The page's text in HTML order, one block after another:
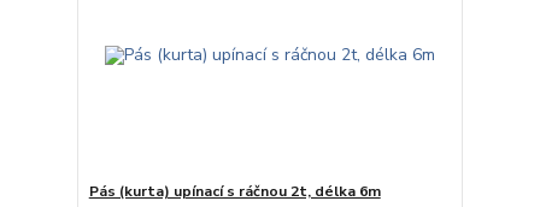
Pás (kurta) upínací s ráčnou 2t, délka 6m